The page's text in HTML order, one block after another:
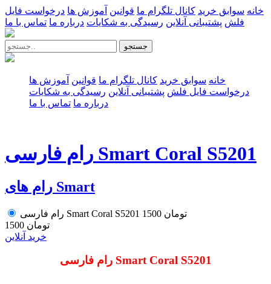
خانه سوابق خرید کانال تلگرام ما قوانین آموزش ها درخواست فایل
فلش پشتیبانی آنلاین رسیدگی به شکایات درباره ما تماس با ما
جستجو
خانه سوابق خرید کانال تلگرام ما قوانین آموزش ها
درخواست فایل فلش پشتیبانی آنلاین رسیدگی به شکایات
درباره ما تماس با ما
رام فارسی Smart Coral S5201
رام های Smart
رام فارسی Smart Coral S5201
1500 تومان
1500 تومان
خرید آنلاین
رام فارسی Smart Coral S5201